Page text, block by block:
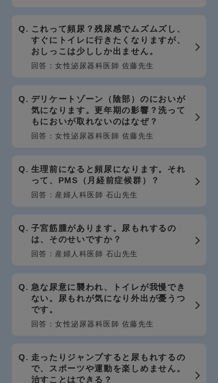
これって頻尿？残尿感でムズムズし、
すぐにトイレに行きたくなりますが、
おしっこは少ししか出ません。
回答：女性泌尿器科医師 佐藤先生
デリケートゾーン（陰部）のにおいが
気になります。更年期の影響？洗って
もにおいが取れないのはなぜ？
回答：女性泌尿器科医師 佐藤先生
生理前になると頻尿になります。それ
って、PMS（月経前症候群）？
回答：産婦人科医師 石山先生
子宮筋腫があります。尿もれするの
は、そのせいですか？
回答：産婦人科医師 石山先生
急な尿意に襲われ、トイレが我慢でき
ない。尿もれが気になり外出が憂うつ
です。
回答：女性泌尿器科医師 佐藤先生
走ったりジャンプすると尿もれするの
で、スポーツや運動を楽しめません。
治すことはできる？